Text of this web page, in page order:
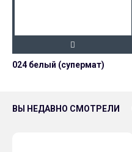
024 белый (супермат)
ВЫ НЕДАВНО СМОТРЕЛИ